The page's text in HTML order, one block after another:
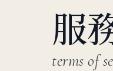
服
terms of